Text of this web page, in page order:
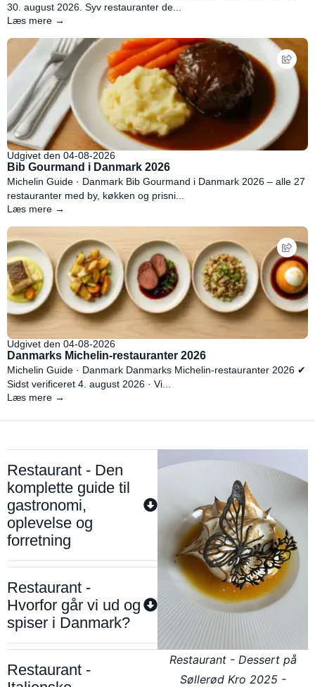
30. august 2026. Syv restauranter de...
Læs mere →
Udgivet den 04-08-2026
Bib Gourmand i Danmark 2026
Michelin Guide · Danmark Bib Gourmand i Danmark 2026 – alle 27
restauranter med by, køkken og prisni...
Læs mere →
Udgivet den 04-08-2026
Danmarks Michelin-restauranter 2026
Michelin Guide · Danmark Danmarks Michelin-restauranter 2026 ✔
Sidst verificeret 4. august 2026 · Vi...
Læs mere →
Restaurant - Den
komplette guide til
gastronomi,
oplevelse og
forretning
Restaurant -
Hvorfor går vi ud og
spiser i Danmark?
Restaurant -
Restaurant - Dessert på
Søllerød Kro 2025 -